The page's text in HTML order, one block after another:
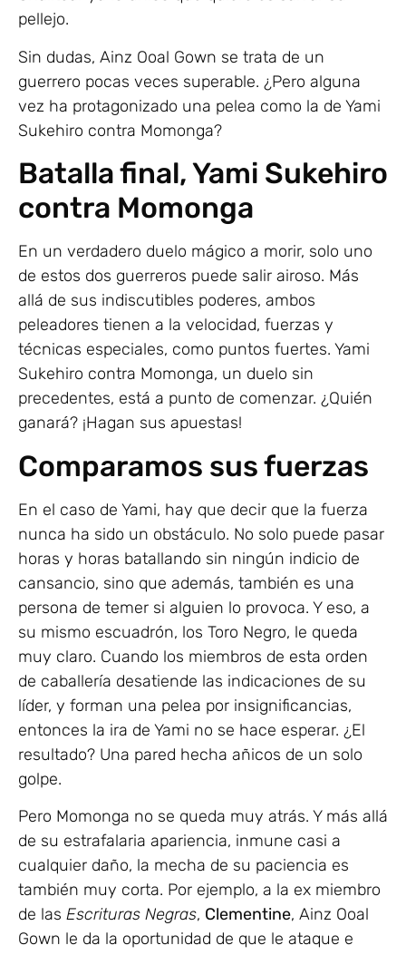
pellejo.
Sin dudas, Ainz Ooal Gown se trata de un
guerrero pocas veces superable. ¿Pero alguna
vez ha protagonizado una pelea como la de Yami
Sukehiro contra Momonga?
Batalla final, Yami Sukehiro
contra Momonga
En un verdadero duelo mágico a morir, solo uno
de estos dos guerreros puede salir airoso. Más
allá de sus indiscutibles poderes, ambos
peleadores tienen a la velocidad, fuerzas y
técnicas especiales, como puntos fuertes. Yami
Sukehiro contra Momonga, un duelo sin
precedentes, está a punto de comenzar. ¿Quién
ganará? ¡Hagan sus apuestas!
Comparamos sus fuerzas
En el caso de Yami, hay que decir que la fuerza
nunca ha sido un obstáculo. No solo puede pasar
horas y horas batallando sin ningún indicio de
cansancio, sino que además, también es una
persona de temer si alguien lo provoca. Y eso, a
su mismo escuadrón, los Toro Negro, le queda
muy claro. Cuando los miembros de esta orden
de caballería desatiende las indicaciones de su
líder, y forman una pelea por insignificancias,
entonces la ira de Yami no se hace esperar. ¿El
resultado? Una pared hecha añicos de un solo
golpe.
Pero Momonga no se queda muy atrás. Y más allá
de su estrafalaria apariencia, inmune casi a
cualquier daño, la mecha de su paciencia es
también muy corta. Por ejemplo, a la ex miembro
de las Escrituras Negras, Clementine, Ainz Ooal
Gown le da la oportunidad de que le ataque e